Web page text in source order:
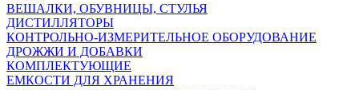
ВЕШАЛКИ, ОБУВНИЦЫ, СТУЛЬЯ
ДИСТИЛЛЯТОРЫ
КОНТРОЛЬНО-ИЗМЕРИТЕЛЬНОЕ ОБОРУДОВАНИЕ
ДРОЖЖИ И ДОБАВКИ
КОМПЛЕКТУЮЩИЕ
ЕМКОСТИ ДЛЯ ХРАНЕНИЯ